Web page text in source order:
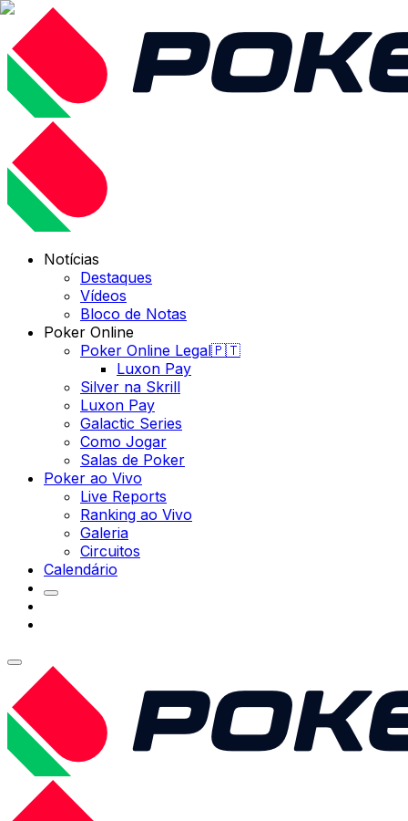
Notícias
Destaques
Vídeos
Bloco de Notas
Poker Online
Poker Online Legal🇵🇹
Luxon Pay
Silver na Skrill
Luxon Pay
Galactic Series
Como Jogar
Salas de Poker
Poker ao Vivo
Live Reports
Ranking ao Vivo
Galeria
Circuitos
Calendário